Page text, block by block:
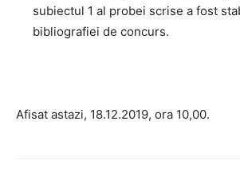
subiectul 1 al probei scrise a fost
bibliografiei de concurs.
Afisat astazi, 18.12.2019, ora 10,00.